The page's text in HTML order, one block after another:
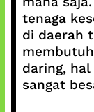
tenaga
di daerah
daring,
sangat